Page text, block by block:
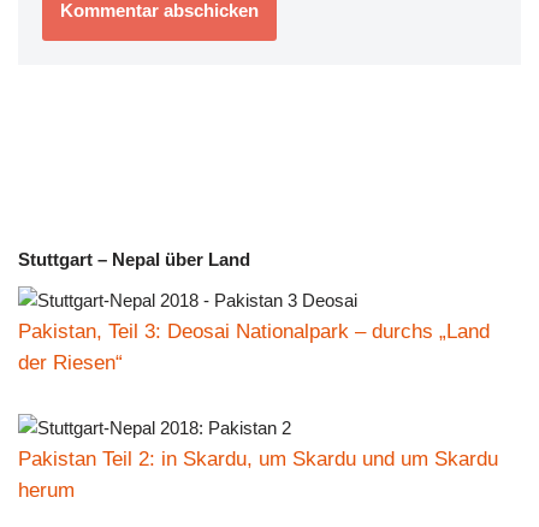
Stuttgart – Nepal über Land
Pakistan, Teil 3: Deosai Nationalpark – durchs „Land
der Riesen“
Pakistan Teil 2: in Skardu, um Skardu und um Skardu
herum